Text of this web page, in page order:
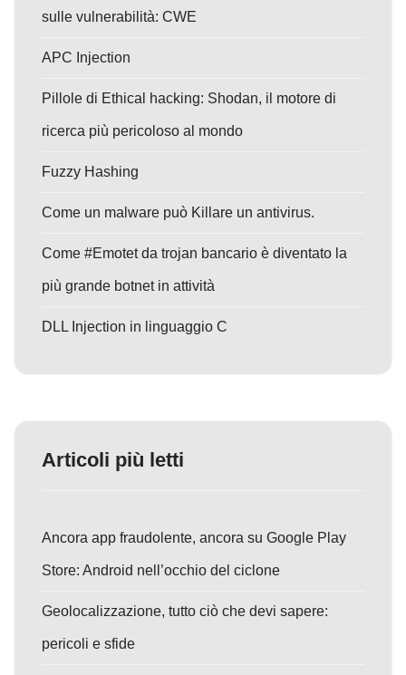
sulle vulnerabilità: CWE
APC Injection
Pillole di Ethical hacking: Shodan, il motore di
ricerca più pericoloso al mondo
Fuzzy Hashing
Come un malware può Killare un antivirus.
Come #Emotet da trojan bancario è diventato la
più grande botnet in attività
DLL Injection in linguaggio C
Articoli più letti
Ancora app fraudolente, ancora su Google Play
Store: Android nell’occhio del ciclone
Geolocalizzazione, tutto ciò che devi sapere:
pericoli e sfide